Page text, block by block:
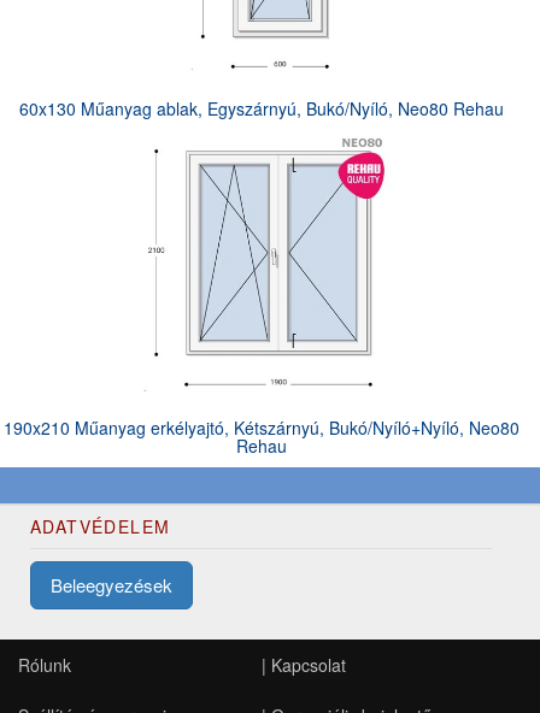
60x130 Műanyag ablak, Egyszárnyú, Bukó/Nyíló, Neo80 Rehau
190x210 Műanyag erkélyajtó, Kétszárnyú, Bukó/Nyíló+Nyíló, Neo80
Rehau
ADATVÉDELEM
Beleegyezések
Rólunk | Kapcsolat